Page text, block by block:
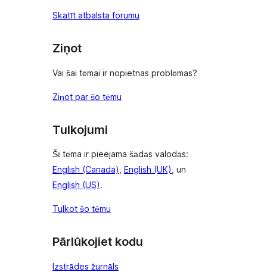
Skatīt atbalsta forumu
Ziņot
Vai šai tēmai ir nopietnas problēmas?
Ziņot par šo tēmu
Tulkojumi
Šī tēma ir pieejama šādās valodās:
English (Canada), English (UK), un
English (US).
Tulkot šo tēmu
Pārlūkojiet kodu
Izstrādes žurnāls